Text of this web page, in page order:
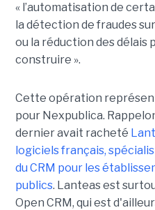
« l’automatisation de
la détection de fraudes
ou la réduction des délais
construire ».
Cette opération
pour Nexpublica.
dernier avait racheté
logiciels français,
du CRM pour les
publics. Lanteas est
Open CRM, qui est